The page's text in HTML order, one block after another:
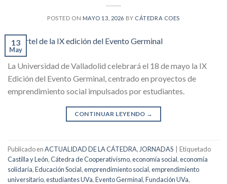
POSTED ON MAYO 13, 2026 BY CÁTEDRA COES
13
May
La Universidad de Valladolid celebrará el 18 de mayo la IX
Edición del Evento Germinal, centrado en proyectos de
emprendimiento social impulsados por estudiantes.
CONTINUAR LEYENDO →
Publicado enACTUALIDAD DE LA CÁTEDRA, JORNADAS | Etiquetado
Castilla y León,Cátedra de Cooperativismo,economía social,economía
solidaria,Educación Social,emprendimiento social,emprendimiento
universitario,estudiantes UVa,Evento Germinal,Fundación UVa,